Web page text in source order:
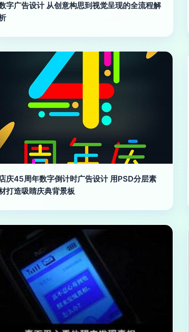
字广告设计 从创意构思到视觉呈现的全流程解
庆45周年数字倒计时广告设计 用PSD分层素
打造吸睛庆典背景板